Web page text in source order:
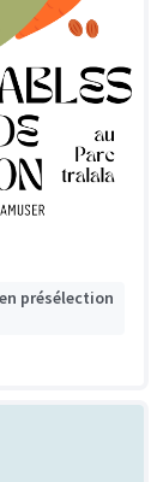
présélection